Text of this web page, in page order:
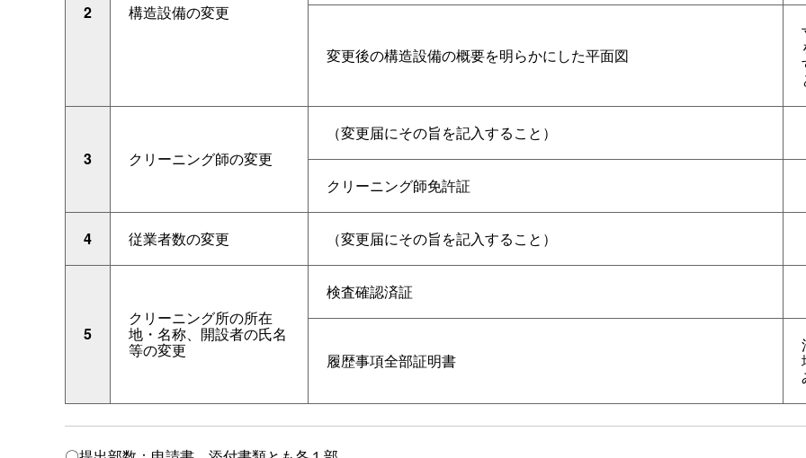
2 構造設備の変更
変更後の構造設備の概要を明らかにした平面図
3 クリーニング師の変更
（変更届にその旨を記入すること）
クリーニング師免許証
4 従業者数の変更 （変更届にその旨を記入すること）
5
クリーニング所の所在
地・名称、開設者の氏名
等の変更
検査確認済証
履歴事項全部証明書